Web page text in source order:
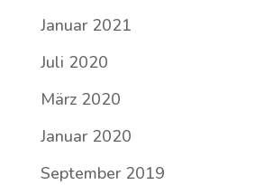
Januar 2021
Juli 2020
März 2020
Januar 2020
September 2019